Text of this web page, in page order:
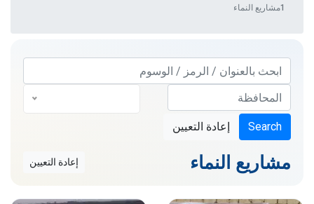
مشاريع النماء
— كل الفئات —
Search إعادة التعيين
مشاريع النماء إعادة التعيين